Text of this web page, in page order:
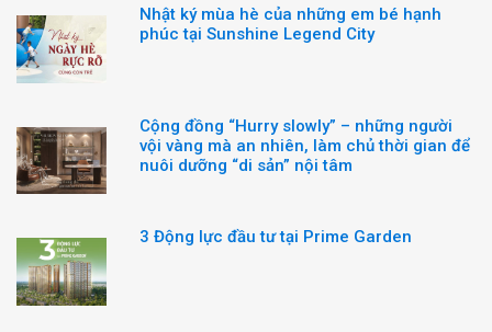
Nhật ký mùa hè của những em bé hạnh
phúc tại Sunshine Legend City
Cộng đồng “Hurry slowly” – những người
vội vàng mà an nhiên, làm chủ thời gian để
nuôi dưỡng “di sản” nội tâm
3 Động lực đầu tư tại Prime Garden